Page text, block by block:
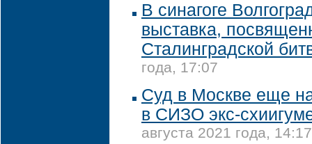
В синагоге
выставка,
Сталинградской
года, 17:07
Суд в Москве еще
в СИЗО экс-
августа 2021 года, 14:17